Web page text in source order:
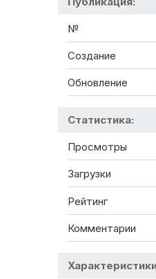
№
Создание
Обновление
Статистика:
Просмотры
Загрузки
Рейтинг
Комментарии